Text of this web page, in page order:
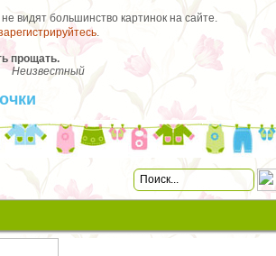
видят большинство картинок на сайте.
.
прощать.
Неизвестный